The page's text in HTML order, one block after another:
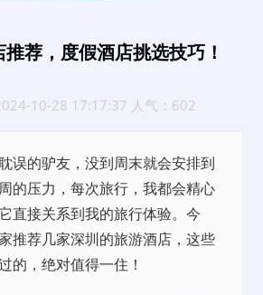
荐，度假酒店挑选技巧！
10-28 17:17:37 人气：602
的驴友，没到周末就会安排到
的压力，每次旅行，我都会精心
直接关系到我的旅行体验。今
推荐几家深圳的旅游酒店，这些
的，绝对值得一住！